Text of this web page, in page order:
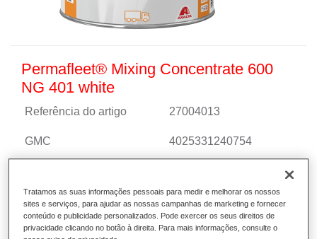
Permafleet® Mixing Concentrate 600
NG 401 white
Referência do artigo 27004013
GMC 4025331240754
Tratamos as suas informações pessoais para medir e melhorar os nossos
sites e serviços, para ajudar as nossas campanhas de marketing e fornecer
conteúdo e publicidade personalizados. Pode exercer os seus direitos de
privacidade clicando no botão à direita. Para mais informações, consulte o